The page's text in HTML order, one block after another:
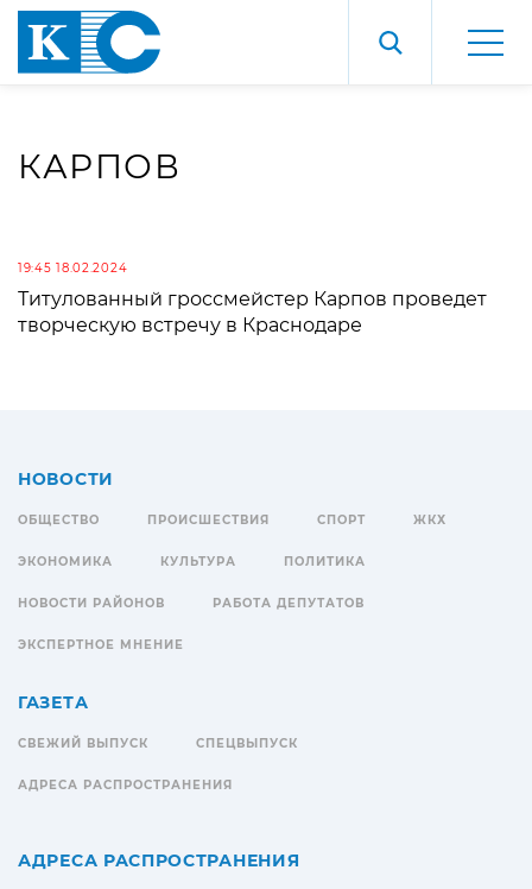
КАРПОВ
19:45 18.02.2024
Титулованный гроссмейстер Карпов проведет
творческую встречу в Краснодаре
НОВОСТИ
ОБЩЕСТВО ПРОИСШЕСТВИЯ СПОРТ ЖКХ
ЭКОНОМИКА КУЛЬТУРА ПОЛИТИКА
НОВОСТИ РАЙОНОВ РАБОТА ДЕПУТАТОВ
ЭКСПЕРТНОЕ МНЕНИЕ
ГАЗЕТА
СВЕЖИЙ ВЫПУСК СПЕЦВЫПУСК
АДРЕСА РАСПРОСТРАНЕНИЯ
АДРЕСА РАСПРОСТРАНЕНИЯ